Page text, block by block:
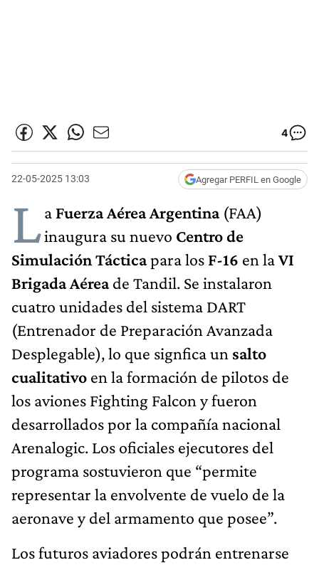
4
22-05-2025 13:03 Agregar PERFIL en Google
La Fuerza Aérea Argentina(FAA)
inaugura su nuevo Centro de
Simulación Tácticapara los F-16 en laVI
Brigada Aéreade Tandil. Se instalaron
cuatro unidades del sistema DART
(Entrenador de Preparación Avanzada
Desplegable), lo que signfica un salto
cualitativo en la formación de pilotos de
los aviones Fighting Falcon y fueron
desarrollados por la compañía nacional
Arenalogic. Los oficiales ejecutores del
programa sostuvieron que “permite
representar la envolvente de vuelo de la
aeronave y del armamento que posee”.
Los futuros aviadores podrán entrenarse